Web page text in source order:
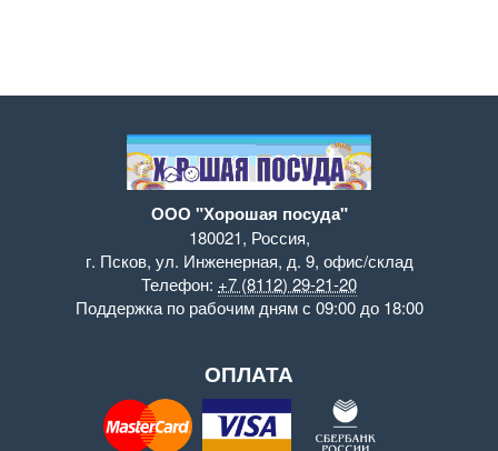
ООО "Хорошая посуда"
180021, Россия,
г. Псков, ул. Инженерная, д. 9, офис/склад
Телефон: +7 (8112) 29-21-20
Поддержка по рабочим дням с 09:00 до 18:00
ОПЛАТА